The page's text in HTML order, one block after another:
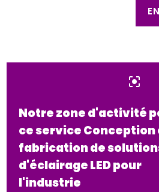
center_focus_strong
Notre zone d'activité
ce service Conception
fabrication de
d'éclairage LED pour
l'industrie